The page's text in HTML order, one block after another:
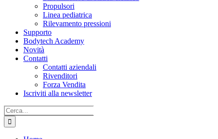
Propulsori
Linea pediatrica
Rilevamento pressioni
Supporto
Bodytech Academy
Novità
Contatti
Contatti aziendali
Rivenditori
Forza Vendita
Iscriviti alla newsletter
Cerca
per: